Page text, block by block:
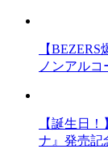
【
ノンアルコ
【誕生日
ナ』発売記